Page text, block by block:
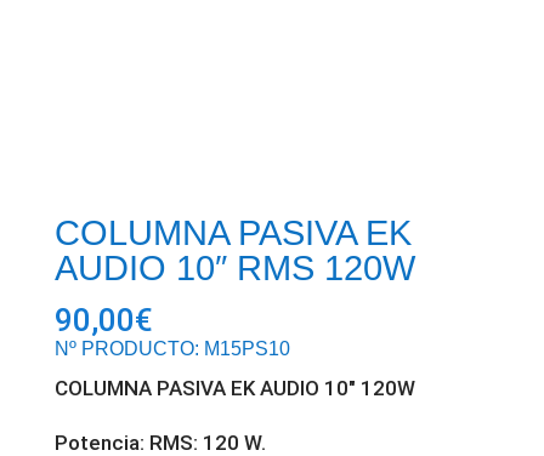
COLUMNA PASIVA EK
AUDIO 10″ RMS 120W
90,00€
Nº PRODUCTO: M15PS10
COLUMNA PASIVA EK AUDIO 10″ 120W
Potencia: RMS: 120 W.